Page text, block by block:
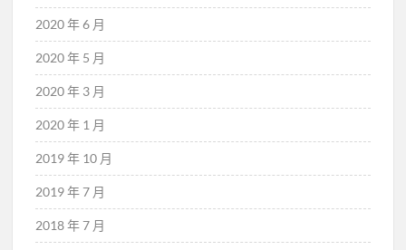
2020 年 6 月
2020 年 5 月
2020 年 3 月
2020 年 1 月
2019 年 10 月
2019 年 7 月
2018 年 7 月